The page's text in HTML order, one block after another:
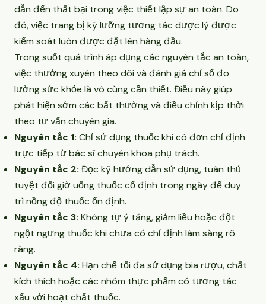
dẫn đến thất bại trong việc thiết lập sự an toàn. Do
đó, việc trang bị kỹ lưỡng tương tác dược lý được
kiểm soát luôn được đặt lên hàng đầu.
Trong suốt quá trình áp dụng các nguyên tắc an toàn,
việc thường xuyên theo dõi và đánh giá chỉ số đo
lường sức khỏe là vô cùng cần thiết. Điều này giúp
phát hiện sớm các bất thường và điều chỉnh kịp thời
theo tư vấn chuyên gia.
Nguyên tắc 1: Chỉ sử dụng thuốc khi có đơn chỉ định
trực tiếp từ bác sĩ chuyên khoa phụ trách.
Nguyên tắc 2: Đọc kỹ hướng dẫn sử dụng, tuân thủ
tuyệt đối giờ uống thuốc cố định trong ngày để duy
trì nồng độ thuốc ổn định.
Nguyên tắc 3: Không tự ý tăng, giảm liều hoặc đột
ngột ngưng thuốc khi chưa có chỉ định lâm sàng rõ
ràng.
Nguyên tắc 4: Hạn chế tối đa sử dụng bia rượu, chất
kích thích hoặc các nhóm thực phẩm có tương tác
xấu với hoạt chất thuốc.